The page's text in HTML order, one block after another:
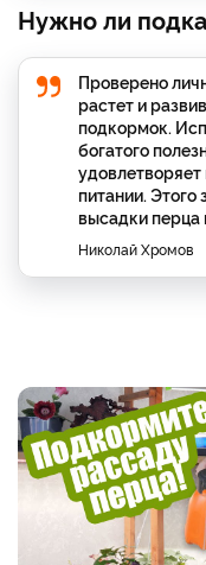
Нужно ли
Проверено
растет и
подкормок.
богатого
питании. Этого
высадки перца
Николай Хромов